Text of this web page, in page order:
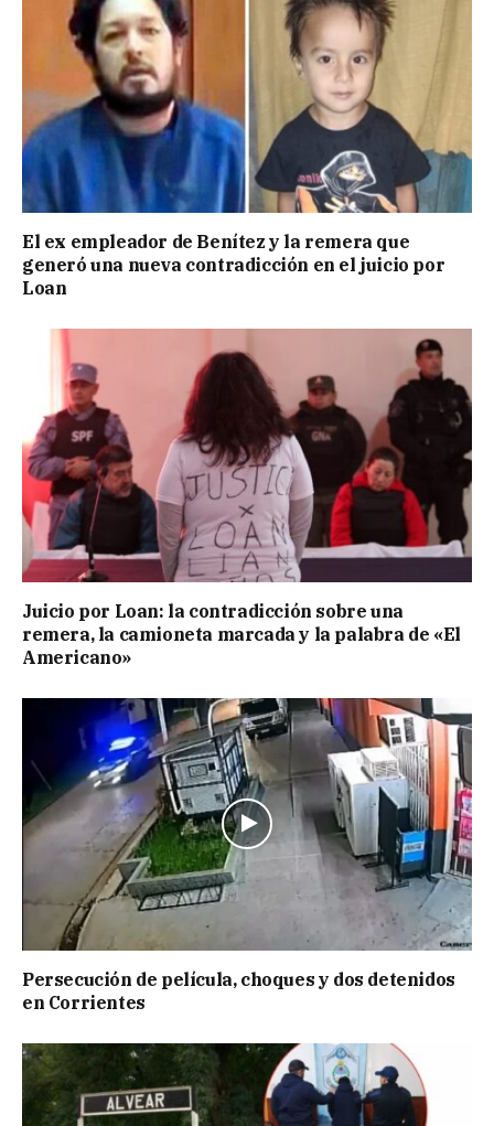
El ex empleador de Benítez y la remera que
generó una nueva contradicción en el juicio por
Loan
Juicio por Loan: la contradicción sobre una
remera, la camioneta marcada y la palabra de «El
Americano»
Persecución de película, choques y dos detenidos
en Corrientes